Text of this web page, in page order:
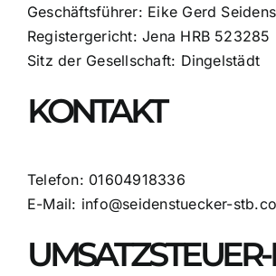
KONTAKT
Geschäftsführer: Eike Gerd
Registergericht: Jena HRB 523285
Sitz der Gesellschaft: Dingelstädt
KONTAKT
Telefon: 01604918336
E-Mail: info@seidenstuecker-